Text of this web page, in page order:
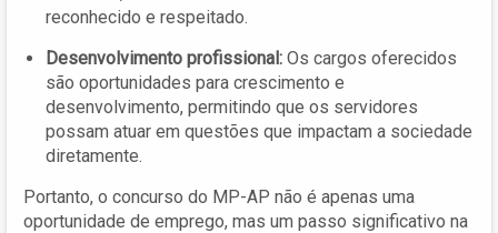
reconhecido e respeitado.
Desenvolvimento profissional: Os cargos oferecidos
são oportunidades para crescimento e
desenvolvimento, permitindo que os servidores
possam atuar em questões que impactam a sociedade
diretamente.
Portanto, o concurso do MP-AP não é apenas uma
oportunidade de emprego, mas um passo significativo na